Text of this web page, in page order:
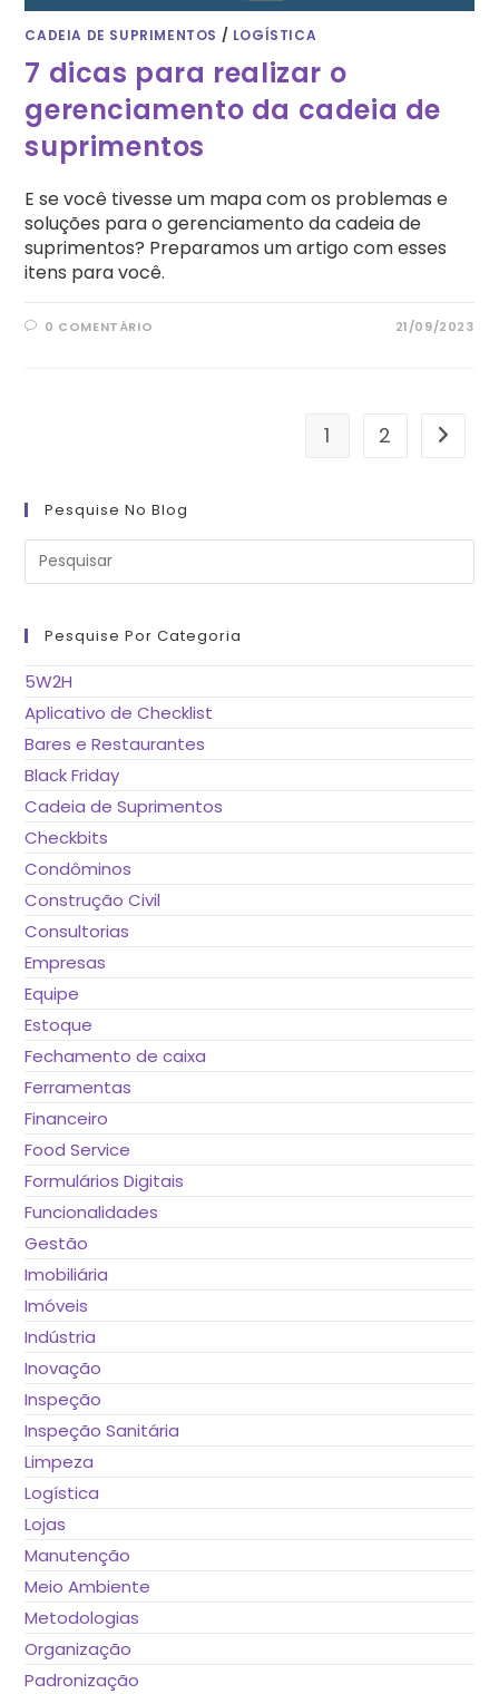
CADEIA DE SUPRIMENTOS / LOGÍSTICA
7 dicas para realizar o
gerenciamento da cadeia de
suprimentos
E se você tivesse um mapa com os problemas e
soluções para o gerenciamento da cadeia de
suprimentos? Preparamos um artigo com esses
itens para você.
0 COMENTÁRIO 21/09/2023
1 2 Ir para
Pesquise No Blog
Pesquise Por Categoria
5W2H
Aplicativo de Checklist
Bares e Restaurantes
Black Friday
Cadeia de Suprimentos
Checkbits
Condôminos
Construção Civil
Consultorias
Empresas
Equipe
Estoque
Fechamento de caixa
Ferramentas
Financeiro
Food Service
Formulários Digitais
Funcionalidades
Gestão
Imobiliária
Imóveis
Indústria
Inovação
Inspeção
Inspeção Sanitária
Limpeza
Logística
Lojas
Manutenção
Meio Ambiente
Metodologias
Organização
Padronização